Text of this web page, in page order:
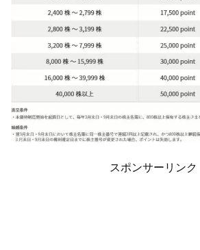
スポンサーリンク